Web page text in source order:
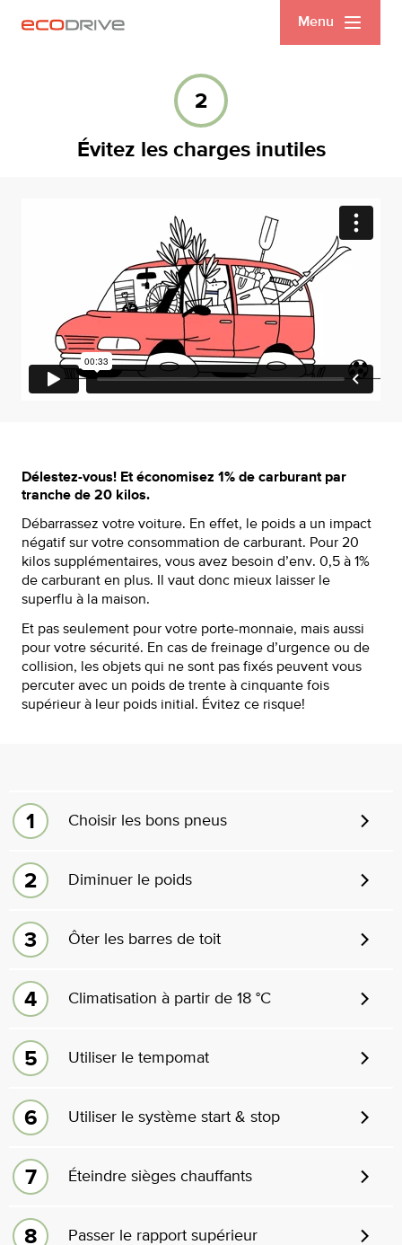
Menu
2
Évitez les charges inutiles
Délestez-vous! Et économisez 1% de carburant par
tranche de 20 kilos.
Débarrassez votre voiture. En effet, le poids a un impact
négatif sur votre consommation de carburant. Pour 20
kilos supplémentaires, vous avez besoin d’env. 0,5 à 1%
de carburant en plus. Il vaut donc mieux laisser le
superflu à la maison.
Et pas seulement pour votre porte-monnaie, mais aussi
pour votre sécurité. En cas de freinage d’urgence ou de
collision, les objets qui ne sont pas fixés peuvent vous
percuter avec un poids de trente à cinquante fois
supérieur à leur poids initial. Évitez ce risque!
Choisir les bons pneus
Diminuer le poids
Ôter les barres de toit
Climatisation à partir de 18 °C
Utiliser le tempomat
Utiliser le système start & stop
Éteindre sièges chauffants
Passer le rapport supérieur